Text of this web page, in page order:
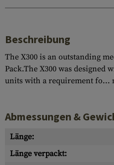
Beschreibung
The X300 is an outstanding
Pack.The X300 was designed
units with a requirement fo...
Abmessungen &
Länge:
Länge verpackt: